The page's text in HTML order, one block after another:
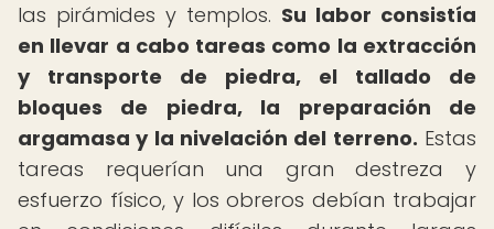
las pirámides y templos. Su labor consistía
en llevar a cabo tareas como la extracción
y transporte de piedra, el tallado de
bloques de piedra, la preparación de
argamasa y la nivelación del terreno. Estas
tareas requerían una gran destreza y
esfuerzo físico, y los obreros debían trabajar